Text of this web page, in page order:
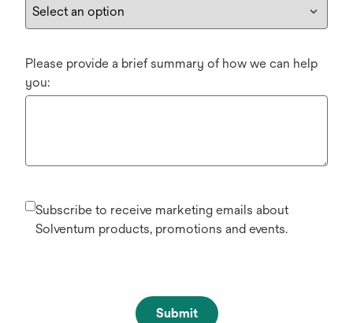
Please provide a brief summary of how we can help
you:
Subscribe to receive marketing emails about
Solventum products, promotions and events.
Submit